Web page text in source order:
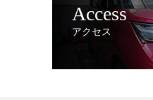
Access
アクセス